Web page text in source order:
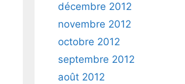
décembre 2012
novembre 2012
octobre 2012
septembre 2012
août 2012